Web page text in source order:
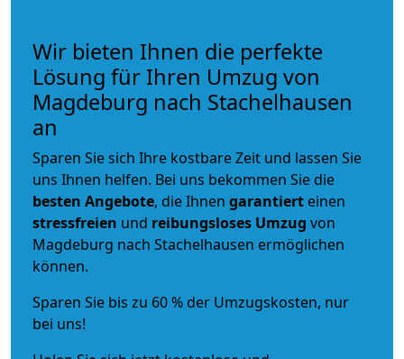
Wir bieten Ihnen die perfekte
Lösung für Ihren Umzug von
Magdeburg nach Stachelhausen
an
Sparen Sie sich Ihre kostbare Zeit und lassen Sie
uns Ihnen helfen. Bei uns bekommen Sie die
besten Angebote, die Ihnen garantiert einen
stressfreien und reibungsloses Umzug von
Magdeburg nach Stachelhausen ermöglichen
können.
Sparen Sie bis zu 60 % der Umzugskosten, nur
bei uns!